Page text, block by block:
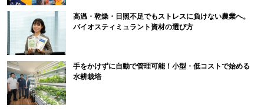
高温・乾燥・日照不足でもストレスに負けない農業へ。
バイオスティミュラント資材の選び方
手をかけずに自動で管理可能！小型・低コストで始める
水耕栽培